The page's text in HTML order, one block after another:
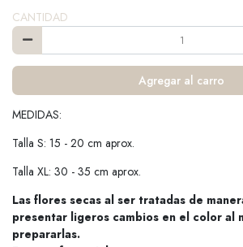
CANTIDAD
Agregar al carro
MEDIDAS:
Talla S: 15 - 20 cm aprox.
Talla XL: 30 - 35 cm aprox.
Las flores secas al ser tratadas de
presentar ligeros cambios en el color al
prepararlas.